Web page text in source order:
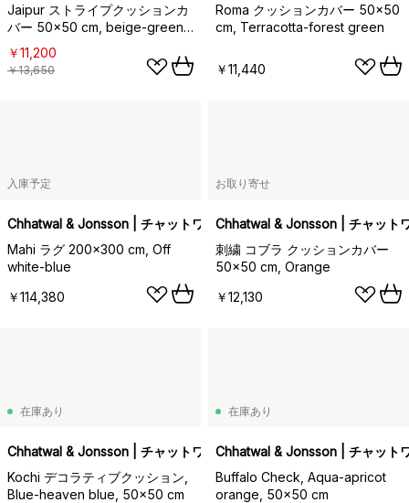
Jaipur ストライプクッションカ
バー 50x50 cm, beige-green-
green
￥11,200
￥13,650
Roma クッションカバー 50x50
cm, Terracotta-forest green
￥11,440
入庫予定
Chhatwal & Jonsson | チャットワル＆ヨンソン
Mahi ラグ 200x300 cm, Off
white-blue
￥114,380
お取り寄せ
Chhatwal & Jonsson | チャット
刺繍 コブラ クッションカバー
50x50 cm, Orange
￥12,130
在庫あり
Chhatwal & Jonsson | チャットワル＆ヨンソン
Kochi デコラティブクッション,
Blue-heaven blue, 50x50 cm
在庫あり
Chhatwal & Jonsson | チャット
Buffalo Check, Aqua-apricot
orange, 50x50 cm